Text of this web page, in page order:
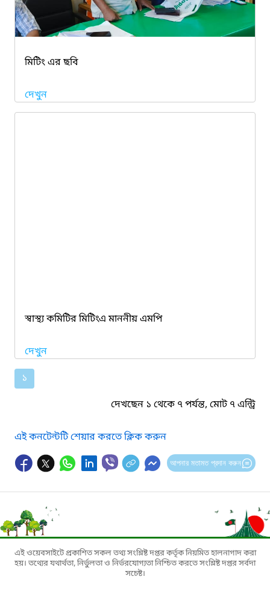
মিটিং এর ছবি
দেখুন
স্বাস্থ্য কমিটির মিটিংএ মাননীয় এমপি
দেখুন
১
দেখছেন ১ থেকে ৭ পর্যন্ত, মোট ৭ এন্ট্রি
এই কনটেন্টটি শেয়ার করতে ক্লিক করুন
আপনার মতামত প্রদান করুন
এই ওয়েবসাইটে প্রকাশিত সকল তথ্য সংশ্লিষ্ট দপ্তর কর্তৃক নিয়মিত হালনাগাদ করা
হয়। তথ্যের যথার্থতা, নির্ভুলতা ও নির্ভরযোগ্যতা নিশ্চিত করতে সংশ্লিষ্ট দপ্তর সর্বদা
সচেষ্ট।